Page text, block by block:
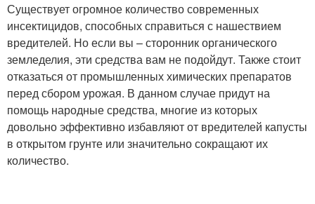
Существует огромное количество современных
инсектицидов, способных справиться с нашествием
вредителей. Но если вы – сторонник органического
земледелия, эти средства вам не подойдут. Также стоит
отказаться от промышленных химических препаратов
перед сбором урожая. В данном случае придут на
помощь народные средства, многие из которых
довольно эффективно избавляют от вредителей капусты
в открытом грунте или значительно сокращают их
количество.